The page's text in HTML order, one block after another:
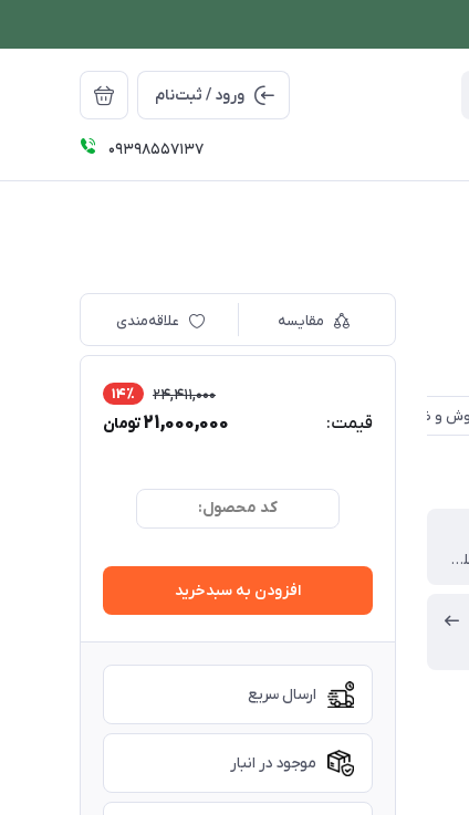
ورود / ثبت‌نام
09398557137
آلمان (ساخت اسلوونی)
مقایسه علاقه‌مندی
قیمت:
24,411,000 14٪
21,000,000تومان
کد محصول:
افزودن به سبدخرید
ارسال سریع
موجود در انبار